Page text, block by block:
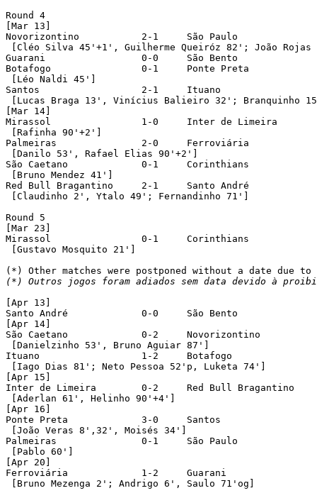
Round 4
[Mar 13]
Novorizontino		2-1	São Paulo
[Cléo Silva 45'+1', Guilherme Queiróz 82'; João
Guarani			0-0	São Bento
Botafogo		0-1	Ponte Preta
[Léo Naldi 45']
Santos			2-1	Ituano
[Lucas Braga 13', Vinícius Balieiro 32'; Branquinho
[Mar 14]
Mirassol		1-0	Inter de Limeira
[Rafinha 90'+2']
Palmeiras		2-0	Ferroviária
[Danilo 53', Rafael Elias 90'+2']
São Caetano		0-1	Corinthians
[Bruno Mendez 41']
Red Bull Bragantino	2-1	Santo André
[Claudinho 2', Ytalo 49'; Fernandinho 71']
Round 5
[Mar 23]
Mirassol		0-1	Corinthians 						[played at Estadio Raulino de Oliveira, in Volta Redonda-RJ]
[Gustavo Mosquito 21']
(*) Outros jogos foram adiados sem data devido à
[Apr 13]
Santo André		0-0	São Bento
[Apr 14]
São Caetano		0-2	Novorizontino
[Danielzinho 53', Bruno Aguiar 87']
Ituano			1-2	Botafogo
[Iago Dias 81'; Neto Pessoa 52'p, Luketa 74']
[Apr 15]
Inter de Limeira	0-2	Red Bull Bragantino
[Aderlan 61', Helinho 90'+4']
[Apr 16]
Ponte Preta		3-0	Santos
[João Veras 8',32', Moisés 34']
Palmeiras		0-1	São Paulo
[Pablo 60']
[Apr 20]
Ferroviária		1-2	Guarani
[Bruno Mezenga 2'; Andrigo 6', Saulo 71'og]